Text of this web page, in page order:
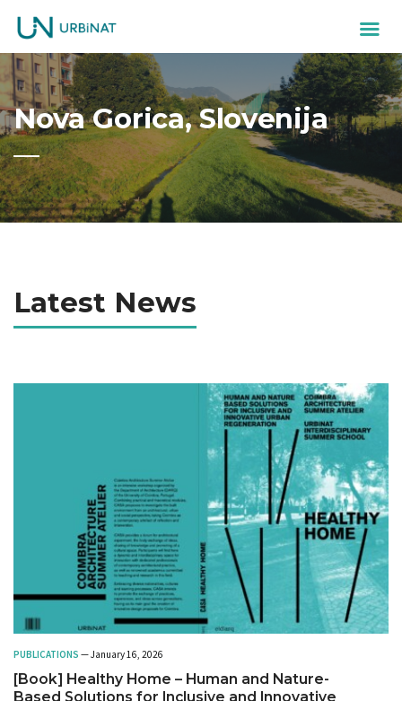
Nova Gorica, Slovenija
Latest News
PUBLICATIONS — January 16, 2026
[Book] Healthy Home – Human and Nature-
Based Solutions for Inclusive and Innovative